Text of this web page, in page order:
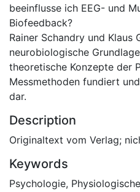
beeinflusse ich EEG- und
Biofeedback?
Rainer Schandry und Klaus
neurobiologische
theoretische Konzepte der
Messmethoden fundiert
dar.
Description
Originaltext vom Verlag;
Keywords
Psychologie,